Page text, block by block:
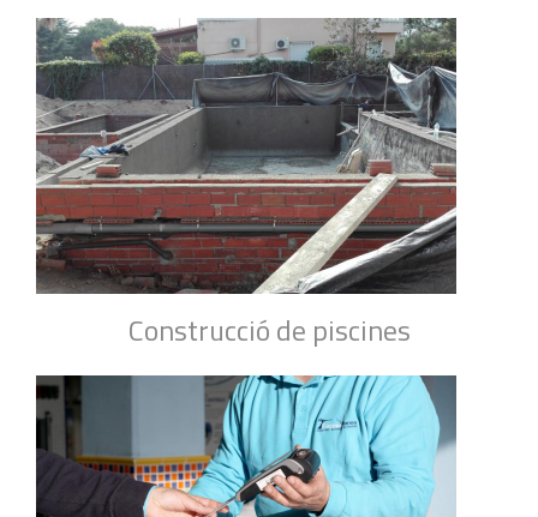
Construcció de piscines